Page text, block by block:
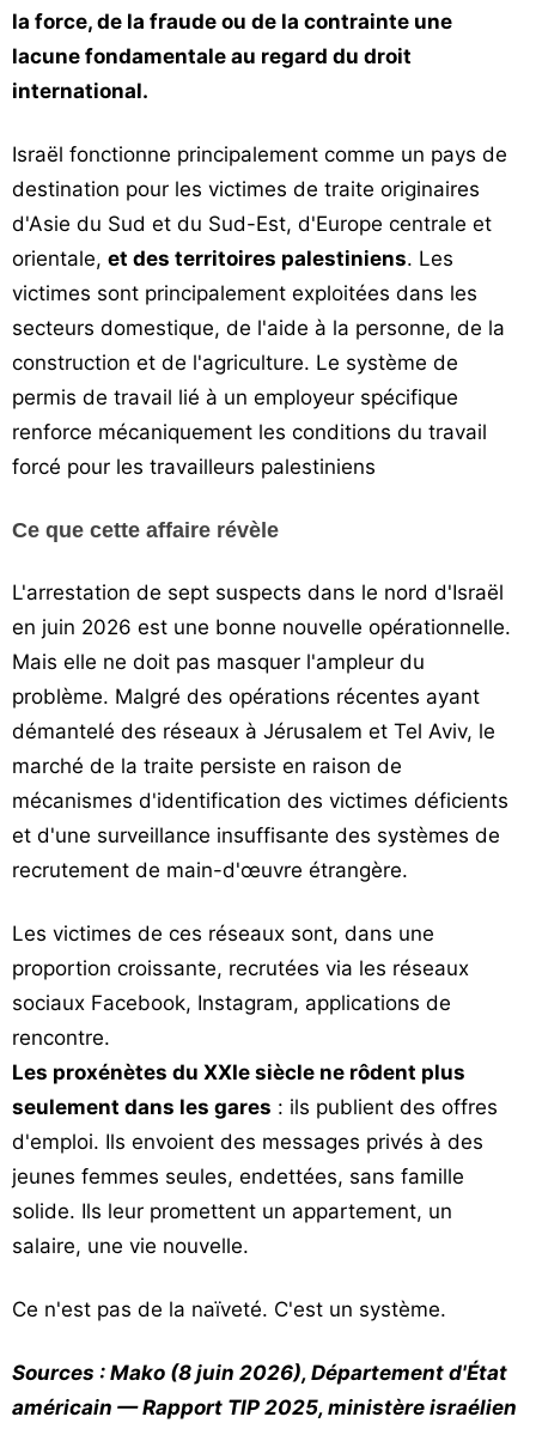
la force, de la fraude ou de la contrainte une
lacune fondamentale au regard du droit
international.
Israël fonctionne principalement comme un pays de
destination pour les victimes de traite originaires
d'Asie du Sud et du Sud-Est, d'Europe centrale et
orientale, et des territoires palestiniens. Les
victimes sont principalement exploitées dans les
secteurs domestique, de l'aide à la personne, de la
construction et de l'agriculture. Le système de
permis de travail lié à un employeur spécifique
renforce mécaniquement les conditions du travail
forcé pour les travailleurs palestiniens
Ce que cette affaire révèle
L'arrestation de sept suspects dans le nord d'Israël
en juin 2026 est une bonne nouvelle opérationnelle.
Mais elle ne doit pas masquer l'ampleur du
problème. Malgré des opérations récentes ayant
démantelé des réseaux à Jérusalem et Tel Aviv, le
marché de la traite persiste en raison de
mécanismes d'identification des victimes déficients
et d'une surveillance insuffisante des systèmes de
recrutement de main-d'œuvre étrangère.
Les victimes de ces réseaux sont, dans une
proportion croissante, recrutées via les réseaux
sociaux Facebook, Instagram, applications de
rencontre.
Les proxénètes du XXIe siècle ne rôdent plus
seulement dans les gares : ils publient des offres
d'emploi. Ils envoient des messages privés à des
jeunes femmes seules, endettées, sans famille
solide. Ils leur promettent un appartement, un
salaire, une vie nouvelle.
Ce n'est pas de la naïveté. C'est un système.
Sources : Mako (8 juin 2026), Département d'État
américain — Rapport TIP 2025, ministère israélien